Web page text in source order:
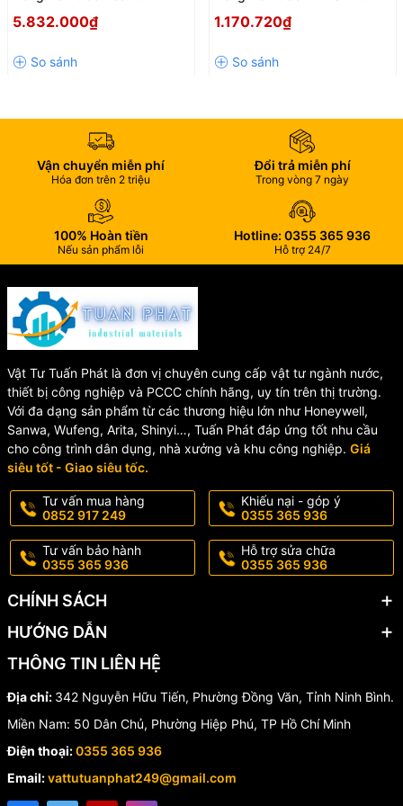
Lưu lượng bắt đầu hoạt động
12 15
Đơn vị hiển thị nhỏ nhất (lít)
1 1
(mm)
Nhiệt độ nước tối đa: 5 ÷ 50 ºC. Áp lực thử tối đa: 17,5
kgf/cm². Sản phẩm đáp ứng tiêu chuẩn ISO 4064-1, 1993, cấp B
(Tiêu chuẩn Việt Nam ĐLVN 17-1998) và tiêu chuẩn công nghiệp
Thái Lan TIS 1021-2543.
Liên hệ mua hàng
Thân Gang – Chính Hãng Thái
5.832.000₫
Lượng Chính Xác, Bền Bỉ
1.170.720₫
Vận chuyển miễn phí
Hóa đơn trên 2 triệu
Đổi trả miễn phí
Trong vòng 7 ngày
100% Hoàn tiền
Nếu sản phẩm lỗi
Hotline: 0355 365 936
Hỗ trợ 24/7
Vật Tư Tuấn Phát là đơn vị chuyên cung cấp vật tư ngành nước,
thiết bị công nghiệp và PCCC chính hãng, uy tín trên thị trường.
Với đa dạng sản phẩm từ các thương hiệu lớn như Honeywell,
Sanwa, Wufeng, Arita, Shinyi…, Tuấn Phát đáp ứng tốt nhu cầu
cho công trình dân dụng, nhà xưởng và khu công nghiệp. Giá
siêu tốt - Giao siêu tốc.
Tư vấn mua hàng
0852 917 249
Khiếu nại - góp ý
0355 365 936
Tư vấn bảo hành
0355 365 936
Hỗ trợ sửa chữa
0355 365 936
CHÍNH SÁCH
HƯỚNG DẪN
THÔNG TIN LIÊN HỆ
Địa chỉ: 342 Nguyễn Hữu Tiến, Phường Đồng Văn, Tỉnh Ninh Bình.
Miền Nam: 50 Dân Chủ, Phường Hiệp Phú, TP Hồ Chí Minh
Điện thoại:0355 365 936
Email:vattutuanphat249@gmail.com